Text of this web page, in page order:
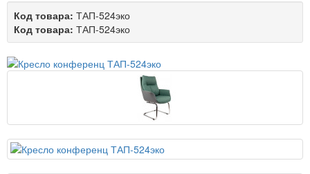
Код товара: ТАП-524эко
Код товара: ТАП-524эко